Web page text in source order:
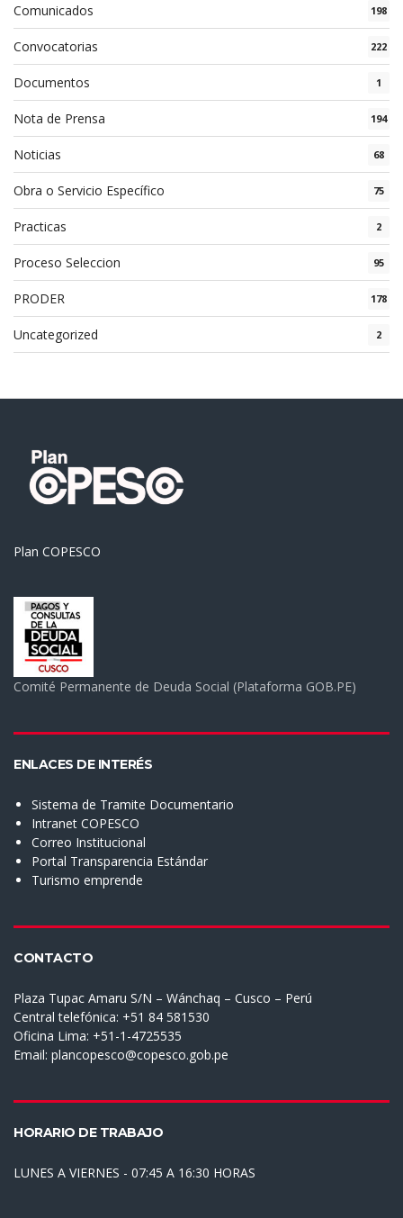
Comunicados 198
Convocatorias 222
Documentos 1
Nota de Prensa 194
Noticias 68
Obra o Servicio Específico 75
Practicas 2
Proceso Seleccion 95
PRODER 178
Uncategorized 2
Plan COPESCO
Comité Permanente de Deuda Social (Plataforma GOB.PE)
ENLACES DE INTERÉS
Sistema de Tramite Documentario
Intranet COPESCO
Correo Institucional
Portal Transparencia Estándar
Turismo emprende
CONTACTO
Plaza Tupac Amaru S/N – Wánchaq – Cusco – Perú
Central telefónica: +51 84 581530
Oficina Lima: +51-1-4725535
Email: plancopesco@copesco.gob.pe
HORARIO DE TRABAJO
LUNES A VIERNES - 07:45 A 16:30 HORAS